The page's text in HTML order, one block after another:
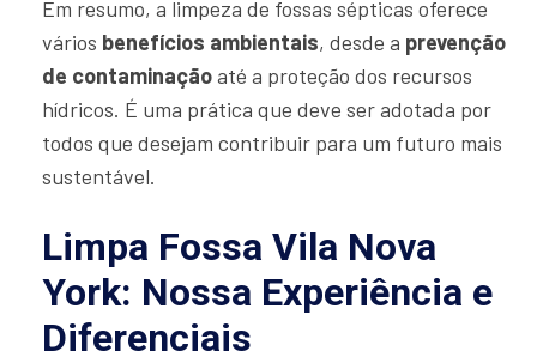
Em resumo, a limpeza de fossas sépticas oferece
vários benefícios ambientais, desde a prevenção
de contaminaçãoaté a proteção dos recursos
hídricos. É uma prática que deve ser adotada por
todos que desejam contribuir para um futuro mais
sustentável.
Limpa Fossa Vila Nova
York: Nossa Experiência e
Diferenciais